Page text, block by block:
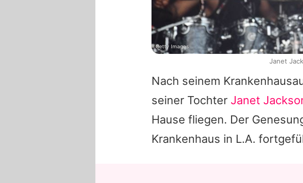
Nach seinem
seiner Tochter Janet
Hause fliegen. Der
Krankenhaus in L.A.
Getty Images
Janet